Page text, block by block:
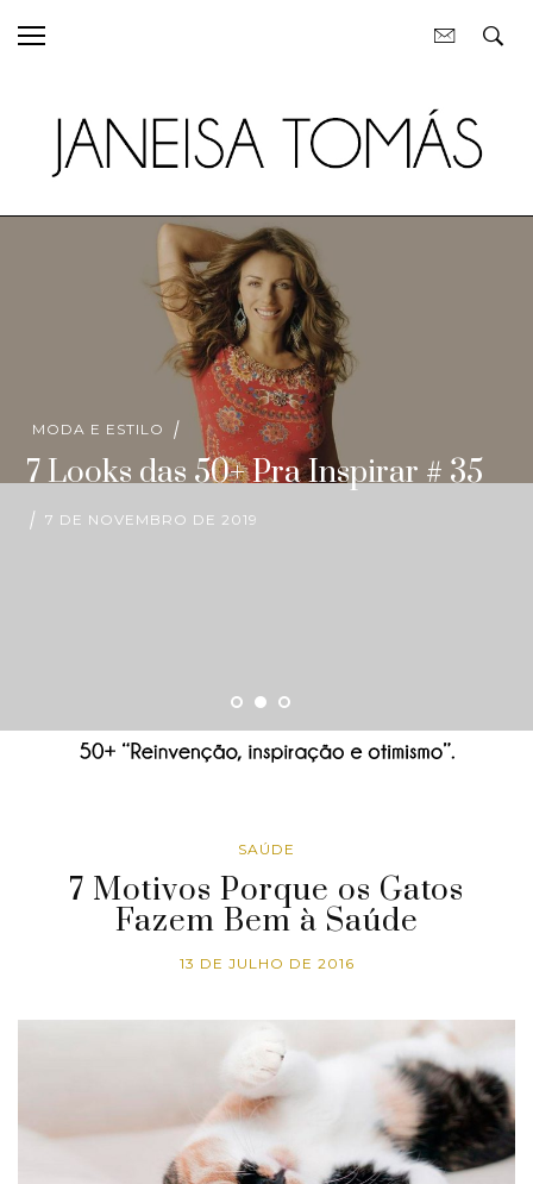
MODA E ESTILO
7 Looks das 50+ Pra Inspirar # 35
7 DE NOVEMBRO DE 2019
SAÚDE
7 Motivos Porque os Gatos
Fazem Bem à Saúde
13 DE JULHO DE 2016